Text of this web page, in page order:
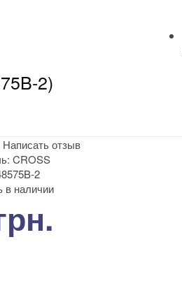
2)
Написать отзыв
CROSS
2
в наличии